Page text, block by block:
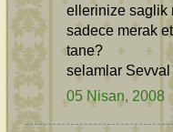
ellerinize saglik
sadece merak
tane?
selamlar Sevval
05 Nisan, 2008